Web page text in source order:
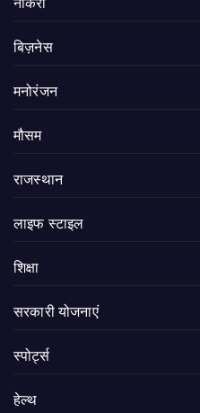
नौकरी
बिज़नेस
मनोरंजन
मौसम
राजस्थान
लाइफ स्टाइल
शिक्षा
सरकारी योजनाएं
स्पोर्ट्स
हेल्थ